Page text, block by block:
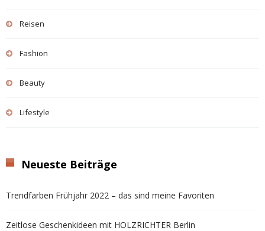
Reisen
Fashion
Beauty
Lifestyle
Neueste Beiträge
Trendfarben Frühjahr 2022 – das sind meine Favoriten
Zeitlose Geschenkideen mit HOLZRICHTER Berlin